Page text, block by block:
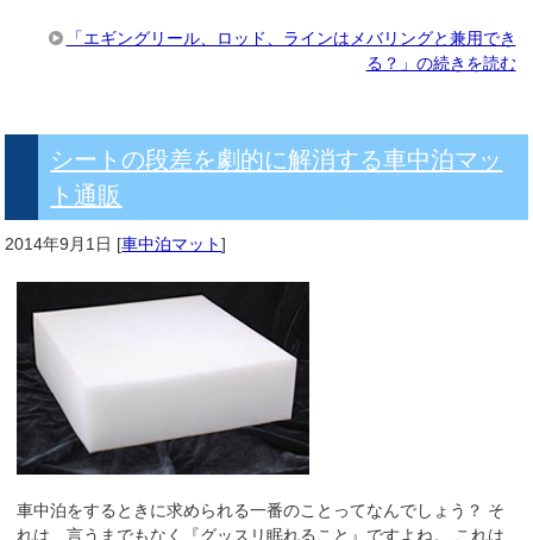
「エギングリール、ロッド、ラインはメバリングと兼用でき
る？」の続きを読む
シートの段差を劇的に解消する車中泊マッ
ト通販
2014年9月1日 [車中泊マット]
車中泊をするときに求められる一番のことってなんでしょう？ そ
れは、言うまでもなく『グッスリ眠れること』ですよね。 これは